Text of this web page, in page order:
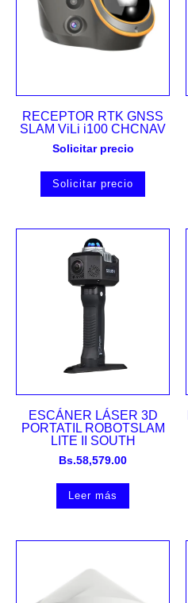
RECEPTOR RTK GNSS
SLAM ViLi i100 CHCNAV
Solicitar precio
Solicitar precio
ESCÁNER LÁSER 3D
PORTATIL ROBOTSLAM
LITE II SOUTH
Bs.58,579.00
Leer más